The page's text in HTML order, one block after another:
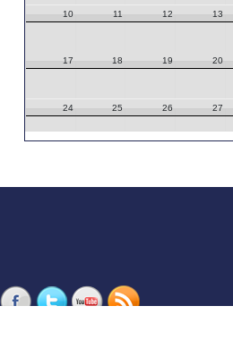
10 11 12 13
17 18 19 20
24 25 26 27